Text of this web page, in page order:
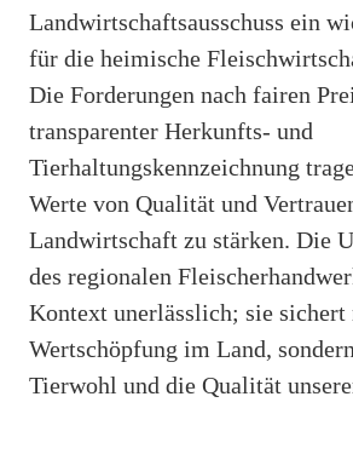
Landwirtschaftsausschuss ein
für die heimische
Die Forderungen nach fairen
transparenter Herkunfts- und
Tierhaltungskennzeichnung
Werte von Qualität und
Landwirtschaft zu stärken. Die
des regionalen
Kontext unerlässlich; sie
Wertschöpfung im Land,
Tierwohl und die Qualität